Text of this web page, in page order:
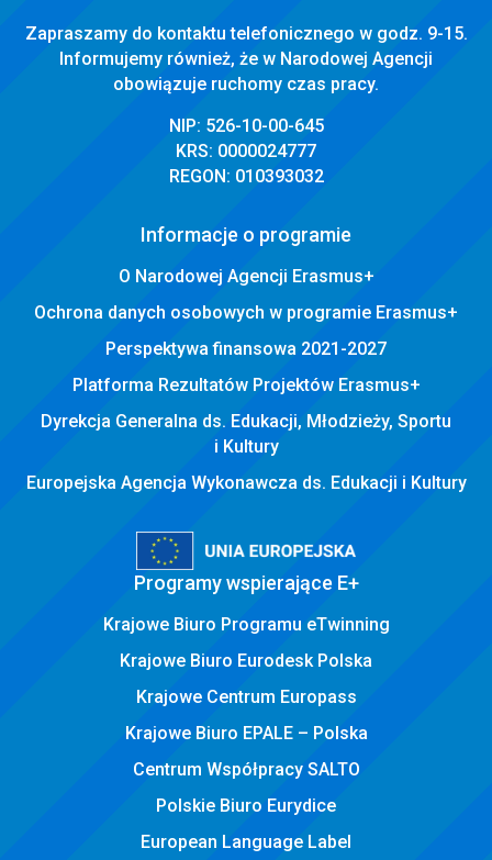
Zapraszamy do kontaktu telefonicznego w godz. 9-15.
Informujemy również, że w Narodowej Agencji
obowiązuje ruchomy czas pracy.
NIP: 526-10-00-645
KRS: 0000024777
REGON: 010393032
Informacje o programie
O Narodowej Agencji Erasmus+
Ochrona danych osobowych w programie Erasmus+
Perspektywa finansowa 2021-2027
Platforma Rezultatów Projektów Erasmus+
Dyrekcja Generalna ds. Edukacji, Młodzieży, Sportu
i Kultury
Europejska Agencja Wykonawcza ds. Edukacji i Kultury
Programy wspierające E+
Krajowe Biuro Programu eTwinning
Krajowe Biuro Eurodesk Polska
Krajowe Centrum Europass
Krajowe Biuro EPALE – Polska
Centrum Współpracy SALTO
Polskie Biuro Eurydice
European Language Label